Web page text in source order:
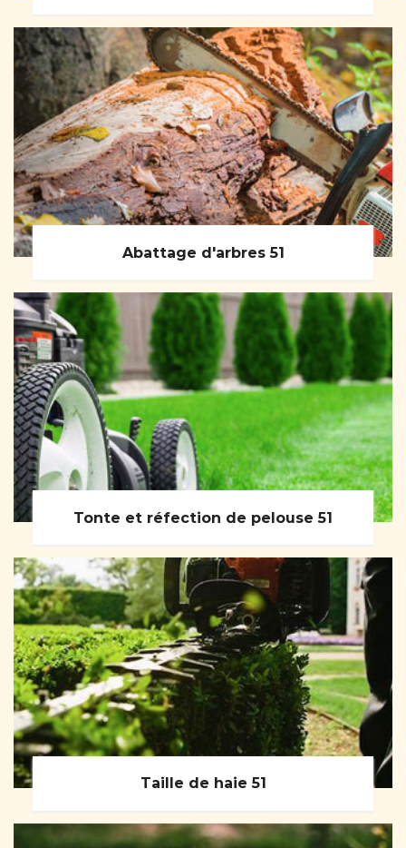
Abattage d'arbres 51
Tonte et réfection de pelouse 51
Taille de haie 51